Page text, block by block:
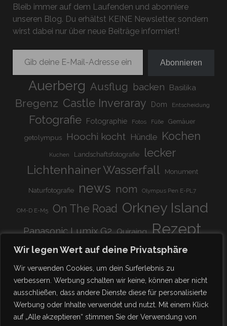
Wir legen Wert auf deine Privatsphäre
Wir verwenden Cookies, um dein Surferlebnis zu
verbessern. Werbung schalten wir keine, können aber nicht
ausschließen, dass andere Dienste diese für personalisierte
Werbung oder Inhalte verwendet und nutzt. Mit einem Klick
auf „Alle akzeptieren“ stimmen Sie der Verwendung von
Bleib immer auf dem Laufenden und abonniere
unseren Blog. Du erhältst KEINE Newsletter, sondern
wirst dabei nur über neue Beiträge informiert!
Gib deine E-Mail-Adresse ein ...
Abonnieren
Auerberg Ausflug backen Basilika
Bregenz Castle Inveraray Dom Entscheidung
Fotografie Fotographie Fotos Füße Gemäuer
getolympus Hoochi kocht Hündle Kochen
Kuchen Landschaftsfotografie lecker
Lichtenhainer Wasserfall Monument
Naturfotografie news nom Olympus Pen E-PL7
OM-D E-M5 On The Road Orkney Island
Panasonic Lumix G2 Quiraing Rezept
Rundreise schnell & einfach Scotland
Stadion super lecker Systemkamera
vegetarisch Viadukt weitnau woooohoooo!!!!
zu Hause ♥